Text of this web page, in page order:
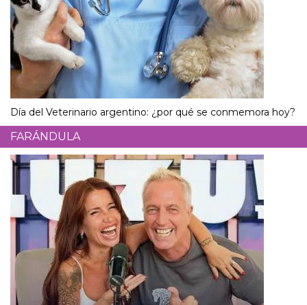
Día del Veterinario argentino: ¿por qué se conmemora hoy?
FARÁNDULA